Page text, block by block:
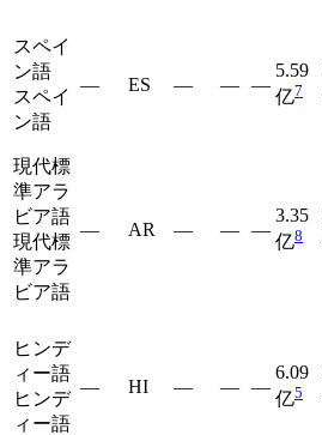
スペイ
ン語
スペイ
ン語
— ES — — —
5.59
亿7
現代標
準アラ
ビア語
現代標
準アラ
ビア語
— AR — — —
3.35
亿8
ヒンデ
ィー語
ヒンデ
ィー語
— HI — — —
6.09
亿5